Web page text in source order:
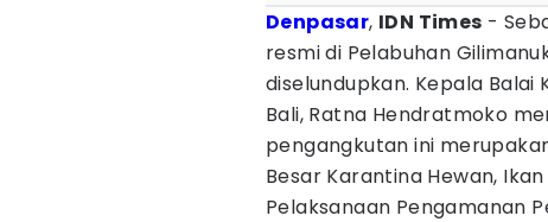
Denpasar, IDN Times -
resmi di Pelabuhan
diselundupkan. Kepala Balai
Bali, Ratna Hendratmoko
pengangkutan ini
Besar Karantina Hewan,
Pelaksanaan Pengamanan